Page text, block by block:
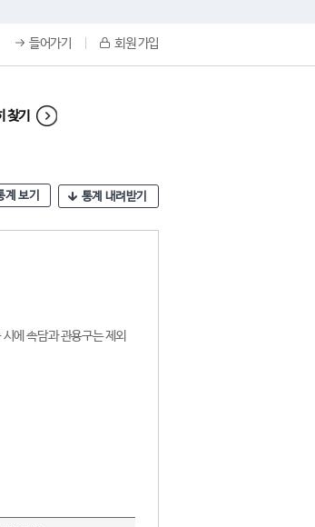
들어가기 회원 가입
찾기
계 보기 통계 내려받기
에 속담과 관용구는 제외